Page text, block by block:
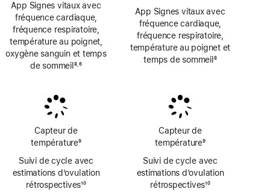
App Signes vitaux avec
fréquence cardiaque,
fréquence respiratoire,
température au poignet,
oxygène sanguin et temps
de sommeil 8,6
Capteur de
température
Note
de
bas
9
Suivi de cycle avec
estimations d’ovulation
rétrospectives10
App Signes vitaux avec
fréquence cardiaque,
fréquence respiratoire,
température au poignet et
temps de sommeil 8
Capteur de
température
Note
de
bas
9
Suivi de cycle avec
estimations d’ovulation
rétrospectives10